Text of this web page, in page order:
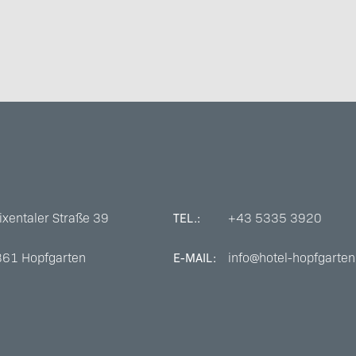
Straße 39
Hopfgarten
TEL.: +43 5335 3920
E-MAIL: info@hotel-